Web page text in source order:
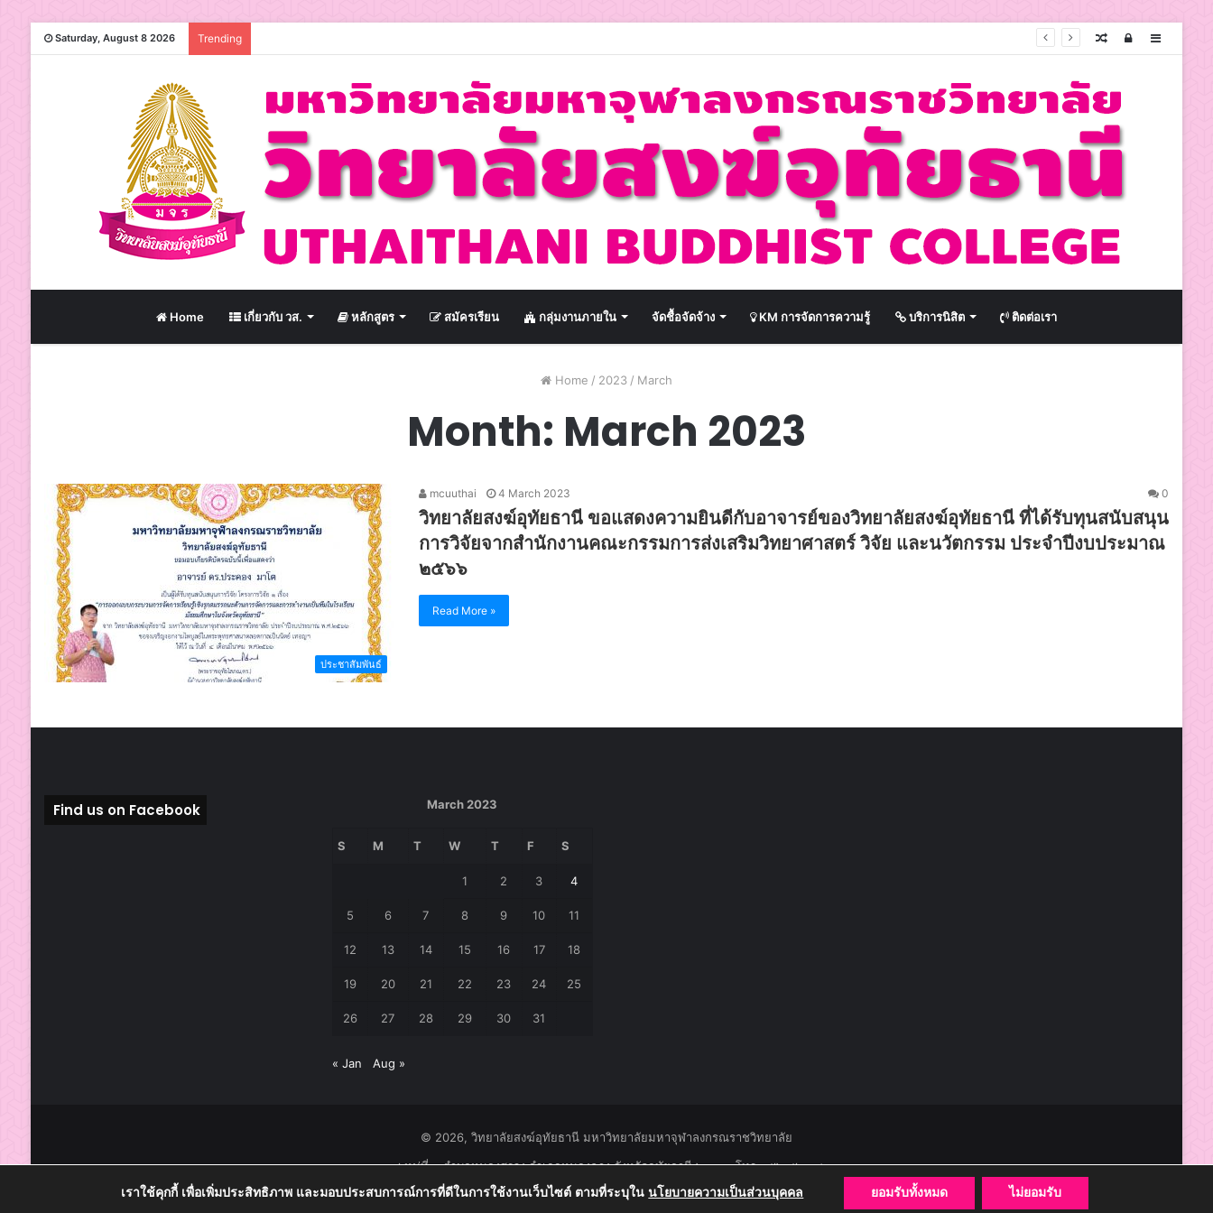
Saturday, August 8 2026 Trending Sidebar
Log
Random
Home เกี่ยวกับ วส. หลักสูตร สมัครเรียน กลุ่มงานภายใน จัดชื้อจัดจ้าง KM การจัดการความรู้ บริการนิสิต ติดต่อเรา
Home / 2023 / March
Month: March 2023
ประชาสัมพันธ์
mcuuthai 4 March 2023 0
วิทยาลัยสงฆ์อุทัยธานี ขอแสดงความยินดีกับอาจารย์ของวิทยาลัยสงฆ์อุทัยธานี ที่ได้รับทุนสนับสนุน
การวิจัยจากสำนักงานคณะกรรมการส่งเสริมวิทยาศาสตร์ วิจัย และนวัตกรรม ประจำปีงบประมาณ
๒๕๖๖
Read More »
Find us on Facebook March 2023
S M T W T F S
1 2 3 4
5 6 7 8 9 10 11
12 13 14 15 16 17 18
19 20 21 22 23 24 25
26 27 28 29 30 31
« Jan Aug »
© 2026, วิทยาลัยสงฆ์อุทัยธานี มหาวิทยาลัยมหาจุฬาลงกรณราชวิทยาลัย
๑๑๔ หมู่ที่ ๑ ตำบลหนองสรวง อำเภอหนองฉาง จังหวัดอุทัยธานี ๖๑๑๑๐ โทร.๐๕๖-๕๓๑๑๒๐
เราใช้คุกกี้ เพื่อเพิ่มประสิทธิภาพ และมอบประสบการณ์การที่ดีในการใช้งานเว็บไซต์ ตามที่ระบุในนโยบายความเป็นส่วนบุคคล ยอมรับทั้งหมด ไม่ยอมรับ